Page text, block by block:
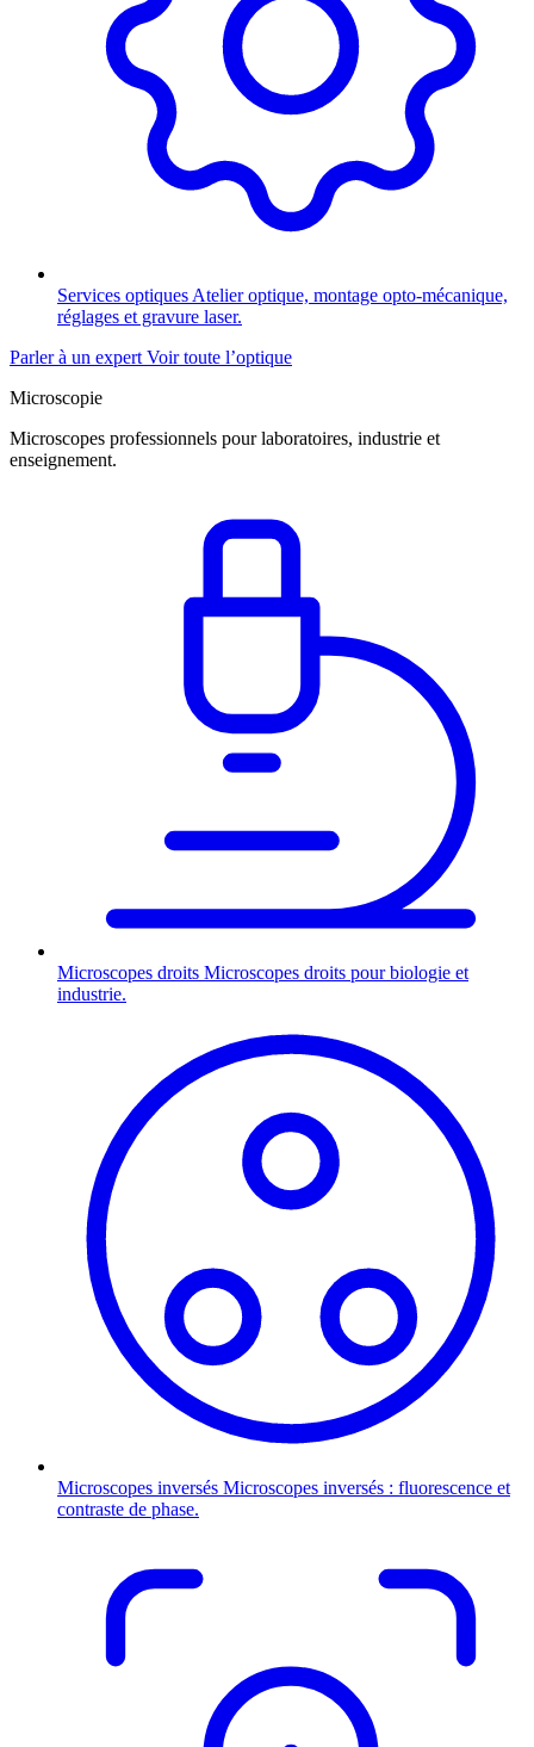
Services optiques Atelier optique, montage opto-mécanique,
réglages et gravure laser.
Parler à un expert Voir toute l’optique
Microscopie
Microscopes professionnels pour laboratoires, industrie et
enseignement.
Microscopes droits Microscopes droits pour biologie et
industrie.
Microscopes inversés Microscopes inversés : fluorescence et
contraste de phase.